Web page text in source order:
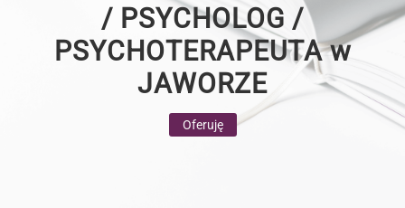
/ PSYCHOLOG /
PSYCHOTERAPEUTA w
JAWORZE
Oferuję